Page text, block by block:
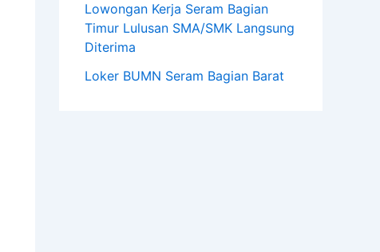
Lowongan Kerja Seram Bagian
Timur Lulusan SMA/SMK Langsung
Diterima
Loker BUMN Seram Bagian Barat